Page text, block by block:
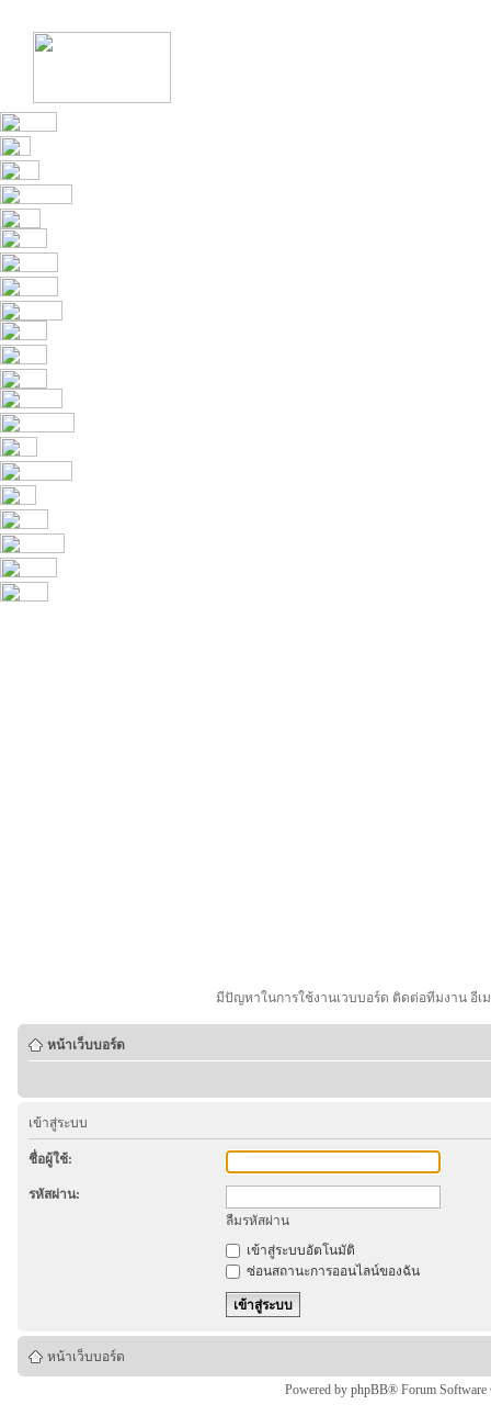
มีปัญหาในการใช้งานเวบบอร์ด ติดต่อทีมงาน อีเ
หน้าเว็บบอร์ด
เข้าสู่ระบบ
ชื่อผู้ใช้:
รหัสผ่าน:
ลืมรหัสผ่าน
เข้าสู่ระบบอัตโนมัติ
ซ่อนสถานะการออนไลน์ของฉัน
หน้าเว็บบอร์ด
Powered by phpBB® Forum